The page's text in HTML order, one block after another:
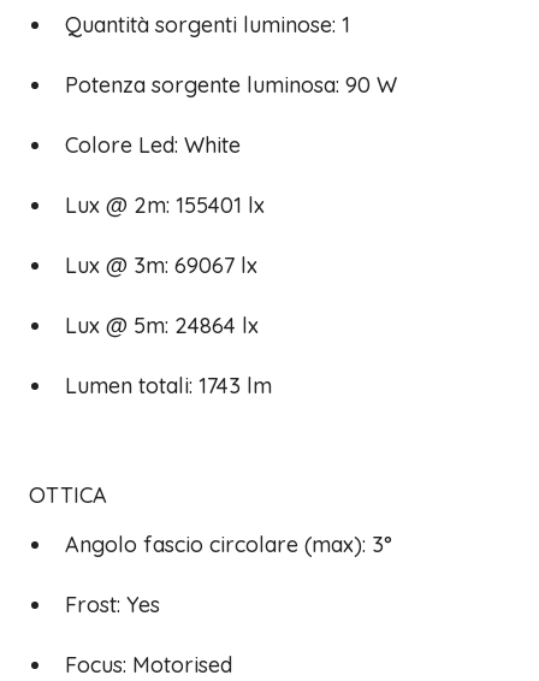
Quantità sorgenti luminose: 1
Potenza sorgente luminosa: 90 W
Colore Led: White
Lux @ 2m: 155401 lx
Lux @ 3m: 69067 lx
Lux @ 5m: 24864 lx
Lumen totali: 1743 lm
OTTICA
Angolo fascio circolare (max): 3°
Frost: Yes
Focus: Motorised